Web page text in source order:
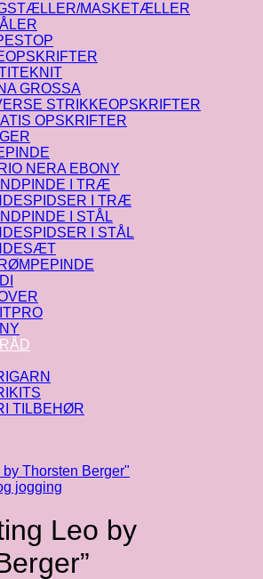
MASKETÆLLER
GROSSA
STRIKKEOPSKRIFTER
OPSKRIFTER
NERA EBONY
I TRÆ
I TRÆ
I STÅL
I STÅL
TILBEHØR
jogging
Leo by